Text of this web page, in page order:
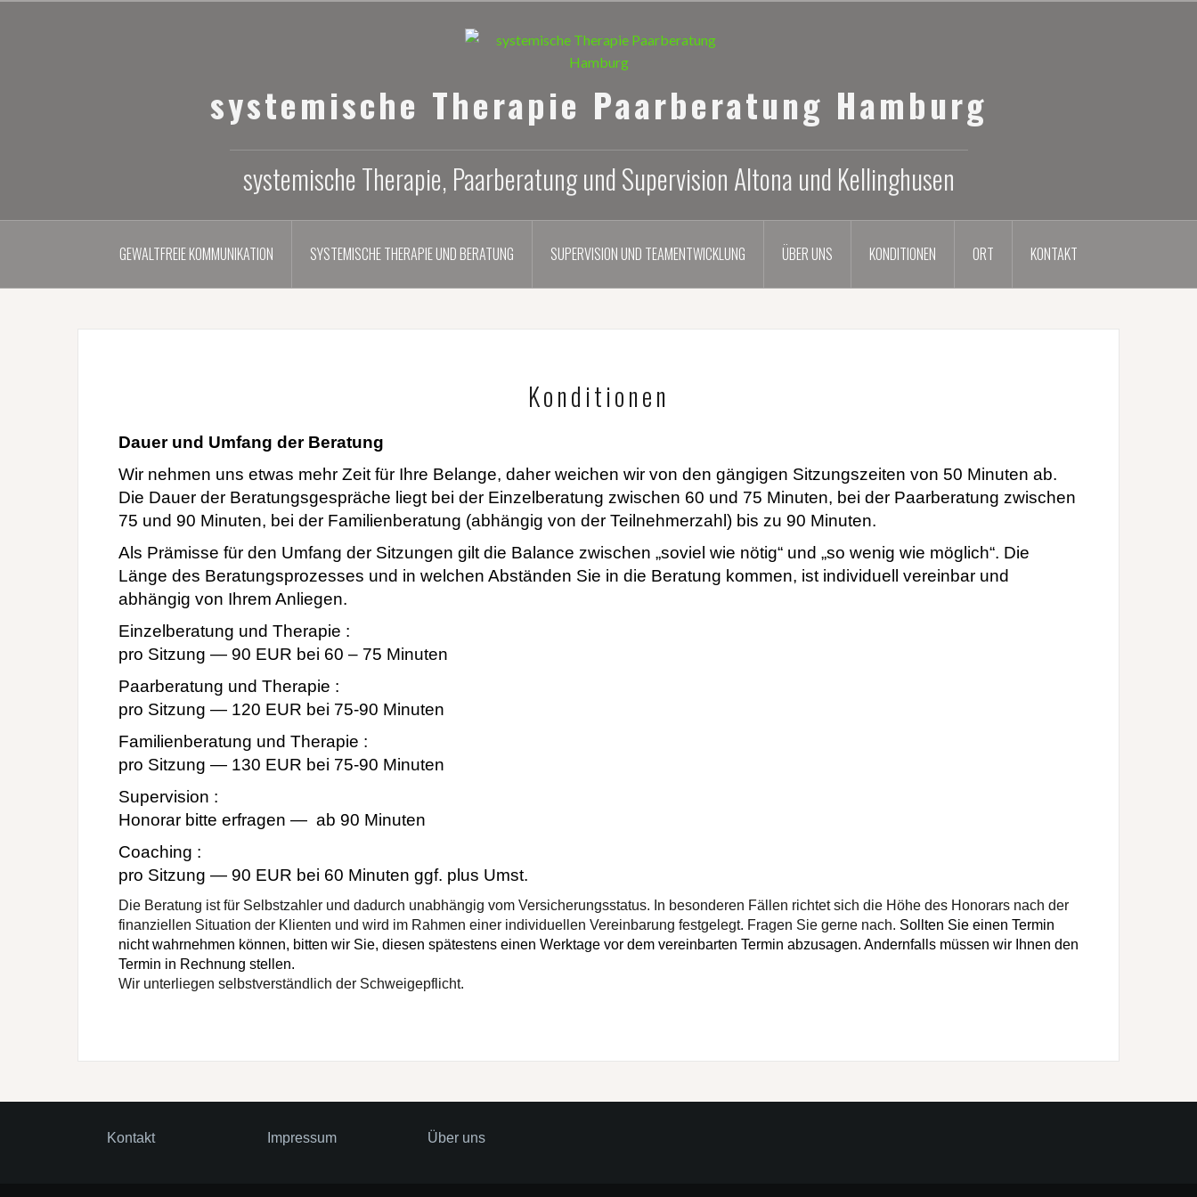
systemische Therapie Paarberatung Hamburg
systemische Therapie, Paarberatung und Supervision Altona und Kellinghusen
GEWALTFREIE KOMMUNIKATION SYSTEMISCHE THERAPIE UND BERATUNG SUPERVISION UND TEAMENTWICKLUNG ÜBER UNS KONDITIONEN ORT KONTAKT
Konditionen
Dauer und Umfang der Beratung
Wir nehmen uns etwas mehr Zeit für Ihre Belange, daher weichen wir von den gängigen Sitzungszeiten von 50 Minuten ab.
Die Dauer der Beratungsgespräche liegt bei der Einzelberatung zwischen 60 und 75 Minuten, bei der Paarberatung zwischen
75 und 90 Minuten, bei der Familienberatung (abhängig von der Teilnehmerzahl) bis zu 90 Minuten.
Als Prämisse für den Umfang der Sitzungen gilt die Balance zwischen „soviel wie nötig“ und „so wenig wie möglich“. Die
Länge des Beratungsprozesses und in welchen Abständen Sie in die Beratung kommen, ist individuell vereinbar und
abhängig von Ihrem Anliegen.
Einzelberatung und Therapie :
pro Sitzung — 90 EUR bei 60 – 75 Minuten
Paarberatung und Therapie :
pro Sitzung — 120 EUR bei 75-90 Minuten
Familienberatung und Therapie :
pro Sitzung — 130 EUR bei 75-90 Minuten
Supervision :
Honorar bitte erfragen — ab 90 Minuten
Coaching :
pro Sitzung — 90 EUR bei 60 Minuten ggf. plus Umst.
Die Beratung ist für Selbstzahler und dadurch unabhängig vom Versicherungsstatus. In besonderen Fällen richtet sich die Höhe des Honorars nach der
finanziellen Situation der Klienten und wird im Rahmen einer individuellen Vereinbarung festgelegt. Fragen Sie gerne nach. Sollten Sie einen Termin
nicht wahrnehmen können, bitten wir Sie, diesen spätestens einen Werktage vor dem vereinbarten Termin abzusagen. Andernfalls müssen wir Ihnen den
Termin in Rechnung stellen.
Wir unterliegen selbstverständlich der Schweigepflicht.
Kontakt Impressum Über uns